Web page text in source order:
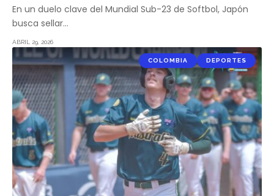
En un duelo clave del Mundial Sub-23 de Softbol, Japón
busca sellar…
ABRIL 29, 2026
COLOMBIA DEPORTES